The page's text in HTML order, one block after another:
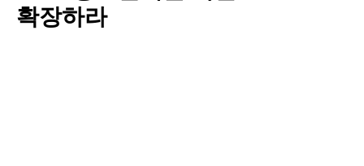
확장하라